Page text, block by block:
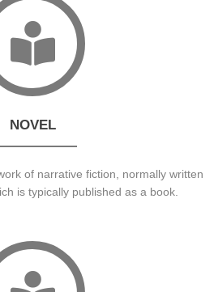
NOVEL
of narrative fiction, normally written
is typically published as a book.